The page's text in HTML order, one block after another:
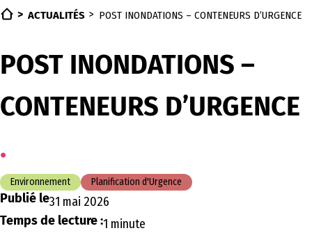
ACTUALITÉS POST INONDATIONS – CONTENEURS D’URGENCE
POST INONDATIONS –
CONTENEURS D’URGENCE
Environnement Planification d'Urgence
Publié le31 mai 2026
Temps de lecture :1 minute